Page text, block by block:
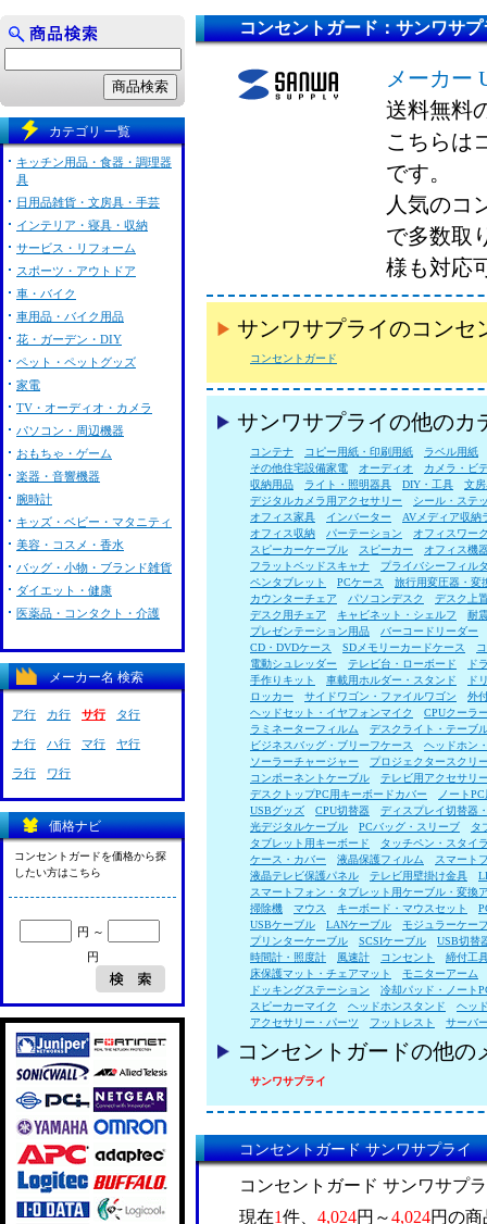
コンセントガード：サンワサプ
メーカー
送料無料
こちらは
です。
人気のコ
で多数取
様も対応
サンワサプライのコンセ
コンセントガード
サンワサプライの他のカ
コンテナ コピー用紙・印刷用紙
ラベル用紙
その他住宅設備家電
オーディオ
カメラ・ビ
収納用品
ライト・照明器具 DIY・工具
文
デジタルカメラ用アクセサリー
シール・ステ
オフィス家具
インバーター
AVメディア収納
オフィス収納
パーテーション
オフィスワー
スピーカーケーブル
スピーカー
オフィス機
フラットベッドスキャナ
プライバシーフィル
ペンタブレット
PCケース
旅行用変圧器・変
カウンターチェア
パソコンデスク
デスク上
デスク用チェア
キャビネット・シェルフ
耐
プレゼンテーション用品
バーコードリーダー
CD・DVDケース
SDメモリーカードケース
電動シュレッダー
テレビ台・ローボード
ド
手作りキット
車載用ホルダー・スタンド
ド
ロッカー
サイドワゴン・ファイルワゴン
外
ヘッドセット・イヤフォンマイク
CPUクーラ
ラミネーターフィルム
デスクライト・テーブ
ビジネスバッグ・ブリーフケース
ヘッドホン
ソーラーチャージャー
プロジェクタースクリ
コンポーネントケーブル
テレビ用アクセサリ
デスクトップPC用キーボードカバー
ノート
USBグッズ
CPU切替器
ディスプレイ切替器
光デジタルケーブル
PCバッグ・スリーブ
タ
タブレット用キーボード
タッチペン・スタイ
ケース・カバー
液晶保護フィルム
スマート
液晶テレビ保護パネル
テレビ用壁掛け金具
スマートフォン・タブレット用ケーブル・変換
掃除機
マウス キーボード・マウスセット
USBケーブル
LANケーブル
モジュラーケー
プリンターケーブル
SCSIケーブル
USB切替
時間計・照度計
風速計 コンセント
締付工
床保護マット・チェアマット
モニターアーム
ドッキングステーション
冷却パッド・ノート
スピーカーマイク
ヘッドホンスタンド
ヘッ
アクセサリー・パーツ
フットレスト サーバ
コンセントガードの他の
サンワサプライ
コンセントガード サンワサプライ
コンセントガード サンワサプ
現在1件、 4,024円～4,024円の
カテゴリ 一覧
キッチン用品・食器・調理器
具
日用品雑貨・文房具・手芸
インテリア・寝具・収納
サービス・リフォーム
スポーツ・アウトドア
車・バイク
車用品・バイク用品
花・ガーデン・DIY
ペット・ペットグッズ
家電
TV・オーディオ・カメラ
パソコン・周辺機器
おもちゃ・ゲーム
楽器・音響機器
腕時計
キッズ・ベビー・マタニティ
美容・コスメ・香水
バッグ・小物・ブランド雑貨
ダイエット・健康
医薬品・コンタクト・介護
メーカー名 検索
ア行 カ行 サ行 タ行
ナ行 ハ行 マ行 ヤ行
ラ行 ワ行
価格ナビ
コンセントガードを価格から探
したい方はこちら
円 ～
円